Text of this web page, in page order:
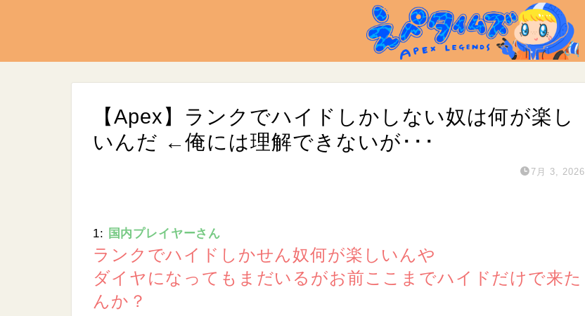
【Apex】ランクでハイドしかしない奴は何が楽し
いんだ ←俺には理解できないが･･･
7月 3, 2026
n
m
u
o
a
d
e
d
1: 国内プレイヤーさん
ランクでハイドしかせん奴何が楽しいんや
ダイヤになってもまだいるがお前ここまでハイドだけで来た
んか？